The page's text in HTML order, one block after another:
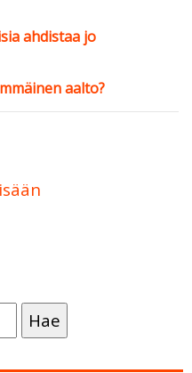
ahdistaa jo
aalto?